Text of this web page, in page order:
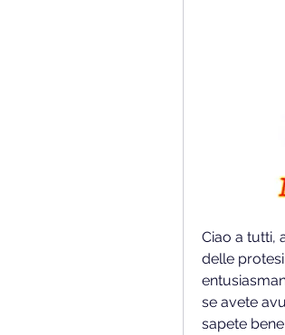
Ciao a tutti,
delle
se avete
sapete